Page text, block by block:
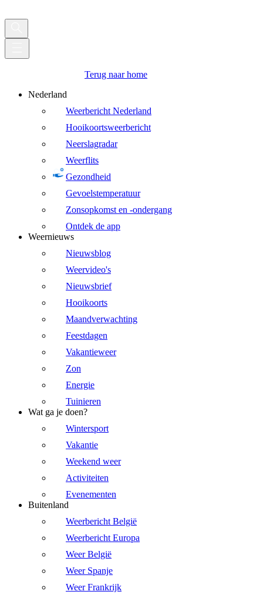
Terug naar home
Nederland
Weerbericht Nederland
Hooikoortsweerbericht
Neerslagradar
Weerflits
Gezondheid
Gevoelstemperatuur
Zonsopkomst en -ondergang
Ontdek de app
Weernieuws
Nieuwsblog
Weervideo's
Nieuwsbrief
Hooikoorts
Maandverwachting
Feestdagen
Vakantieweer
Zon
Energie
Tuinieren
Wat ga je doen?
Wintersport
Vakantie
Weekend weer
Activiteiten
Evenementen
Buitenland
Weerbericht België
Weerbericht Europa
Weer België
Weer Spanje
Weer Frankrijk